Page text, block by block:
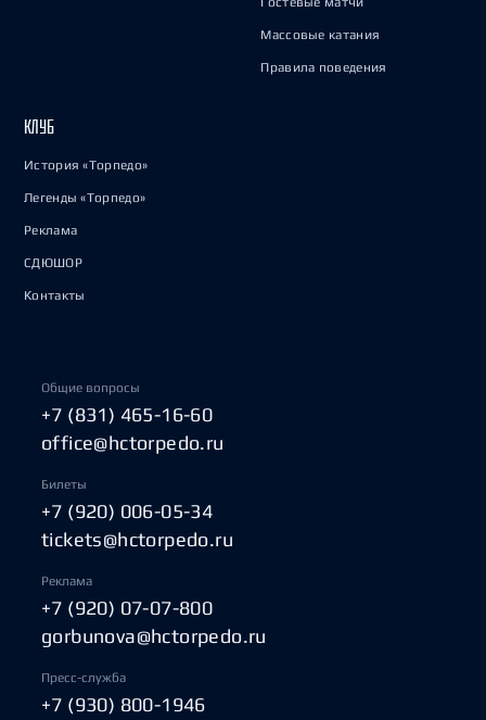
Массовые катания
Правила поведения
КЛУБ
История «Торпедо»
Легенды «Торпедо»
Реклама
СДЮШОР
Контакты
Общие вопросы
+7 (831) 465-16-60
office@hctorpedo.ru
Билеты
+7 (920) 006-05-34
tickets@hctorpedo.ru
Реклама
+7 (920) 07-07-800
gorbunova@hctorpedo.ru
Пресс-служба
+7 (930) 800-1946